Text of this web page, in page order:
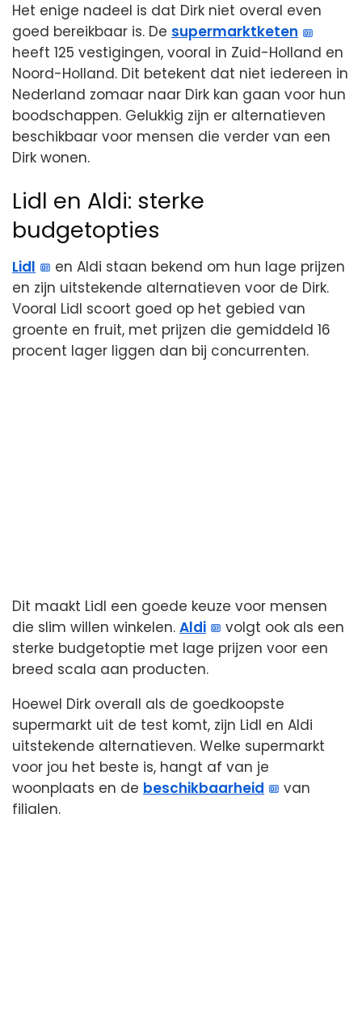
Het enige nadeel is dat Dirk niet overal even
goed bereikbaar is. De supermarktketen
heeft 125 vestigingen, vooral in Zuid-Holland en
Noord-Holland. Dit betekent dat niet iedereen in
Nederland zomaar naar Dirk kan gaan voor hun
boodschappen. Gelukkig zijn er alternatieven
beschikbaar voor mensen die verder van een
Dirk wonen.
Lidl en Aldi: sterke
budgetopties
Lidl
en Aldi staan bekend om hun lage prijzen
en zijn uitstekende alternatieven voor de Dirk.
Vooral Lidl scoort goed op het gebied van
groente en fruit, met prijzen die gemiddeld 16
procent lager liggen dan bij concurrenten.
Dit maakt Lidl een goede keuze voor mensen
die slim willen winkelen. Aldi
volgt ook als een
sterke budgetoptie met lage prijzen voor een
breed scala aan producten.
Hoewel Dirk overall als de goedkoopste
supermarkt uit de test komt, zijn Lidl en Aldi
uitstekende alternatieven. Welke supermarkt
voor jou het beste is, hangt af van je
woonplaats en de beschikbaarheid
van
filialen.